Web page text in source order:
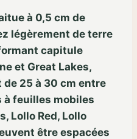
à 0,5 cm de
légèrement de terre
capitule
et Great Lakes,
25 à 30 cm entre
à feuilles mobiles
Lollo Red, Lollo
être espacées